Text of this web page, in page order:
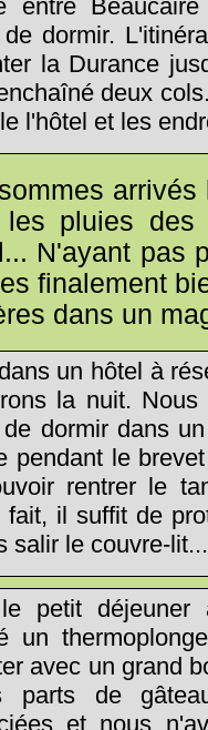
entre
dormir.
la Durance
deux
l'hôtel et les
les pluies
N'ayant pas
finalement
dans un
un hôtel à
la nuit.
dormir dans
pendant le
rentrer le
fait, il suffit de
salir le couvre-lit...
petit déjeuner
un
avec un grand
parts de
et nous